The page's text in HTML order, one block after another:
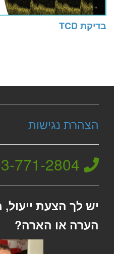
בדיקת TCD
הצהרת נגישות
771-2804
יש לך הצעת
הערה או הארה?